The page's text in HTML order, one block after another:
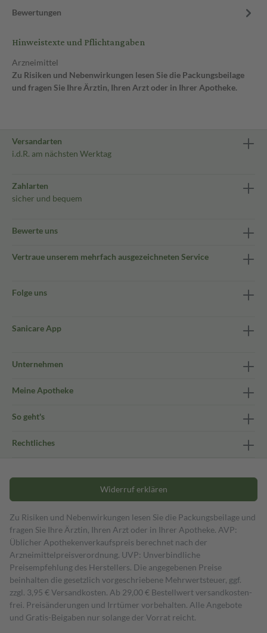
Bewertungen
Hinweistexte und Pflichtangaben
Arzneimittel
Zu Risiken und Nebenwirkungen lesen Sie die Packungsbeilage
und fragen Sie Ihre Ärztin, Ihren Arzt oder in Ihrer Apotheke.
Versandarten
i.d.R. am nächsten Werktag
Zahlarten
sicher und bequem
Bewerte uns
Vertraue unserem mehrfach ausgezeichneten Service
Folge uns
Sanicare App
Unternehmen
Meine Apotheke
So geht's
Rechtliches
Widerruf erklären
Zu Risiken und Nebenwirkungen lesen Sie die Packungsbeilage und
fragen Sie Ihre Ärztin, Ihren Arzt oder in Ihrer Apotheke. AVP:
Üblicher Apothekenverkaufspreis berechnet nach der
Arzneimittelpreisverordnung. UVP: Unverbindliche
Preisempfehlung des Herstellers. Die angegebenen Preise
beinhalten die gesetzlich vorgeschriebene Mehrwertsteuer, ggf.
zzgl. 3,95 € Versandkosten. Ab 29,00 € Bestell­wert versand­kosten­
frei. Preisänderungen und Irrtümer vorbehalten. Alle Angebote
und Gratis-Beigaben nur solange der Vorrat reicht.